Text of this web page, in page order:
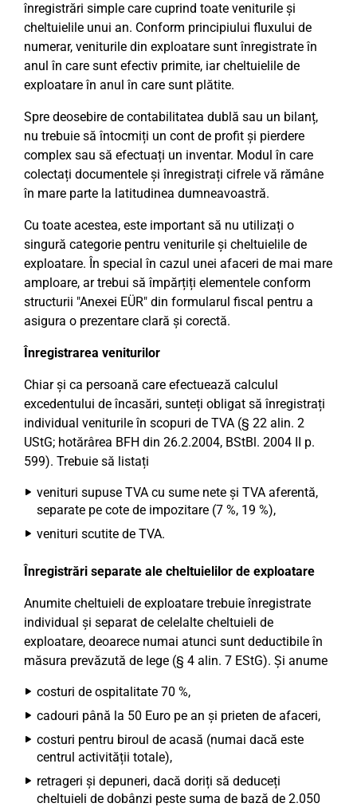
înregistrări simple care cuprind toate veniturile și
cheltuielile unui an. Conform principiului fluxului de
numerar, veniturile din exploatare sunt înregistrate în
anul în care sunt efectiv primite, iar cheltuielile de
exploatare în anul în care sunt plătite.
Spre deosebire de contabilitatea dublă sau un bilanț,
nu trebuie să întocmiți un cont de profit și pierdere
complex sau să efectuați un inventar. Modul în care
colectați documentele și înregistrați cifrele vă rămâne
în mare parte la latitudinea dumneavoastră.
Cu toate acestea, este important să nu utilizați o
singură categorie pentru veniturile și cheltuielile de
exploatare. În special în cazul unei afaceri de mai mare
amploare, ar trebui să împărțiți elementele conform
structurii "Anexei EÜR" din formularul fiscal pentru a
asigura o prezentare clară și corectă.
Înregistrarea veniturilor
Chiar și ca persoană care efectuează calculul
excedentului de încasări, sunteți obligat să înregistrați
individual veniturile în scopuri de TVA (§ 22 alin. 2
UStG; hotărârea BFH din 26.2.2004, BStBl. 2004 II p.
599). Trebuie să listați
venituri supuse TVA cu sume nete și TVA aferentă,
separate pe cote de impozitare (7 %, 19 %),
venituri scutite de TVA.
Înregistrări separate ale cheltuielilor de exploatare
Anumite cheltuieli de exploatare trebuie înregistrate
individual și separat de celelalte cheltuieli de
exploatare, deoarece numai atunci sunt deductibile în
măsura prevăzută de lege (§ 4 alin. 7 EStG). Și anume
costuri de ospitalitate 70 %,
cadouri până la 50 Euro pe an și prieten de afaceri,
costuri pentru biroul de acasă (numai dacă este
centrul activității totale),
retrageri și depuneri, dacă doriți să deduceți
cheltuieli de dobânzi peste suma de bază de 2.050